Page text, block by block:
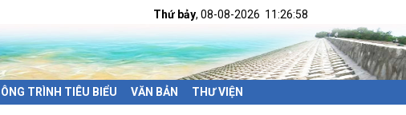
Thứ bảy, 08-08-2026 11:26:59
TRÌNH TIÊU BIỂU VĂN BẢN THƯ VIỆN